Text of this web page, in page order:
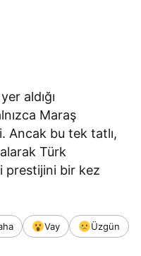
aldığı
Maraş
Ancak bu tek tatlı,
Türk
prestijini bir kez
Vay
Üzgün